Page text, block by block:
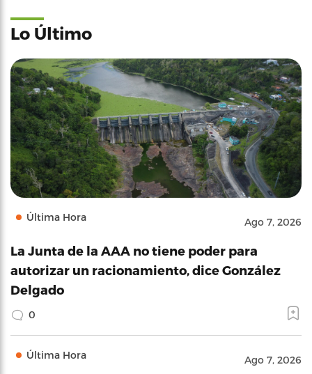
Lo Último
Última Hora Ago 7, 2026
La Junta de la AAA no tiene poder para
autorizar un racionamiento, dice González
Delgado
0
Última Hora Ago 7, 2026